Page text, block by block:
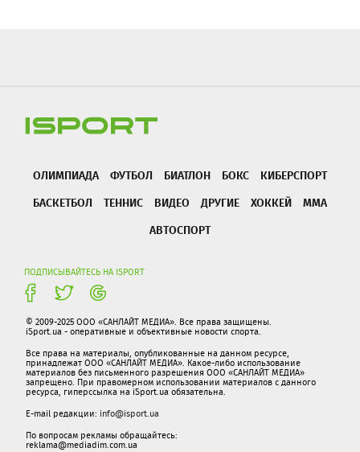
ОЛИМПИАДА ФУТБОЛ БИАТЛОН БОКС
КИБЕРСПОРТ
БАСКЕТБОЛ
ТЕННИС ВИДЕО ДРУГИЕ ХОККЕЙ
ММА
АВТОСПОРТ
ПОДПИСЫВАЙТЕСЬ НА ISPORT
© 2009-2025 ООО «САНЛАЙТ МЕДИА». Все права защищены.
iSport.ua - оперативные и объективные новости спорта.
Все права на материалы, опубликованные на данном ресурсе,
принадлежат ООО «САНЛАЙТ МЕДИА». Какое-либо использование
материалов без письменного разрешения ООО «САНЛАЙТ МЕДИА»
запрещено. При правомерном использовании материалов с данного
ресурса, гиперссылка на iSport.ua обязательна.
E-mail редакции: info@isport.ua
По вопросам рекламы обращайтесь:
reklama@mediadim.com.ua